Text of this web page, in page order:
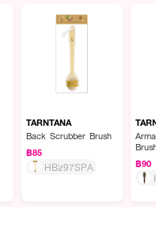
TARNTANA
Back Scrubber Brush
฿85
HB297SPA
฿90